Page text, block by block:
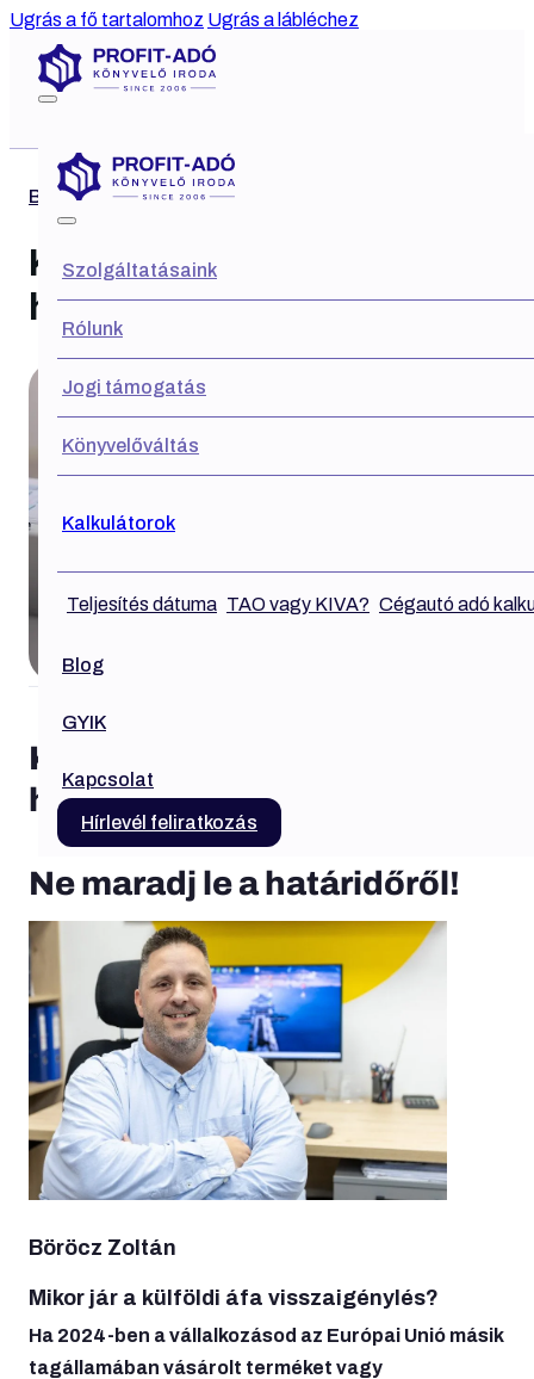
Ugrás a fő tartalomhoz Ugrás a lábléchez
Szolgáltatásaink
Rólunk
Jogi támogatás
Könyvelőváltás
Kalkulátorok
Teljesítés dátuma TAO vagy KIVA? Cégautó adó
Blog
GYIK
Kapcsolat
Hírlevél feliratkozás
Blog
Külföldi áfa visszaigénylés
határideje: szeptember 30.
Külföldi áfa visszaigénylés
határideje: szeptember 30.
Ne maradj le a határidőről!
Böröcz Zoltán
Mikor jár a külföldi áfa visszaigénylés?
Ha 2024-ben a vállalkozásod az Európai Unió másik
tagállamában vásárolt terméket vagy